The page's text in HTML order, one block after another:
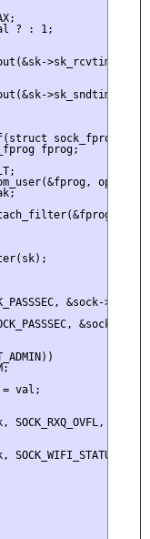
? : 1;
>sk_rcvtimeo,
>sk_sndtimeo,
sock_fprog)) {
fprog;
optval,
sk);
&sock-
&sock-
val;
SOCK_RXQ_OVFL,
SOCK_WIFI_STATUS,